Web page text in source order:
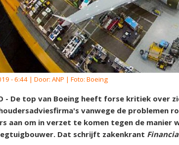
- 6:44 | Door: ANP | Foto: Boeing
- De top van Boeing heeft forse kritiek over
vanwege de problemen
aan om in verzet te komen tegen de manier
Dat schrijft zakenkrant